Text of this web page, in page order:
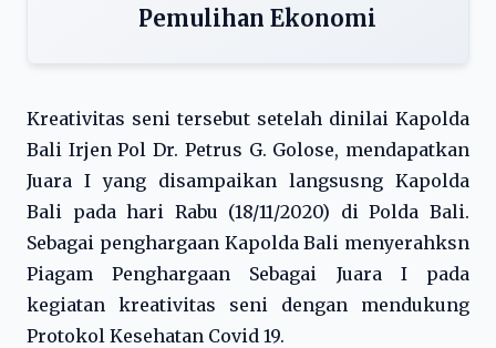
Pemulihan Ekonomi
Kreativitas seni tersebut setelah dinilai Kapolda
Bali Irjen Pol Dr. Petrus G. Golose, mendapatkan
Juara I yang disampaikan langsusng Kapolda
Bali pada hari Rabu (18/11/2020) di Polda Bali.
Sebagai penghargaan Kapolda Bali menyerahksn
Piagam Penghargaan Sebagai Juara I pada
kegiatan kreativitas seni dengan mendukung
Protokol Kesehatan Covid 19.